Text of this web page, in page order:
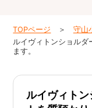
TOPページ
守山
ルイヴィトンショルダ
ます。
ルイヴィト